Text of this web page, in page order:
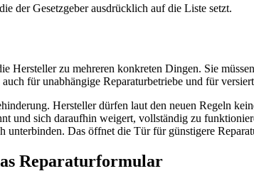
der Gesetzgeber ausdrücklich auf die Liste setzt.
zu mehreren konkreten Dingen. Sie
für unabhängige Reparaturbetriebe und für
Hersteller dürfen laut den neuen Regeln
und sich daraufhin weigert, vollständig zu
Das öffnet die Tür für günstigere
Reparaturformular